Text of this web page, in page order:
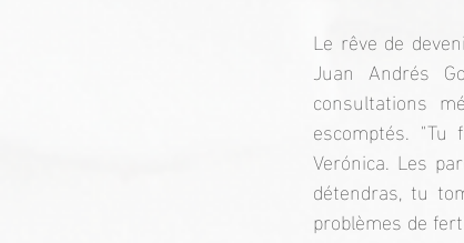
Le rêve de
Juan Andrés
consultations
escomptés.
Verónica. Les
détendras, tu
problèmes de